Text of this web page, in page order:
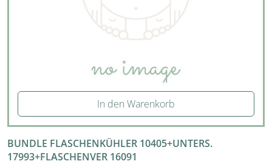
In den Warenkorb
BUNDLE FLASCHENKÜHLER 10405+UNTERS.
17993+FLASCHENVER 16091